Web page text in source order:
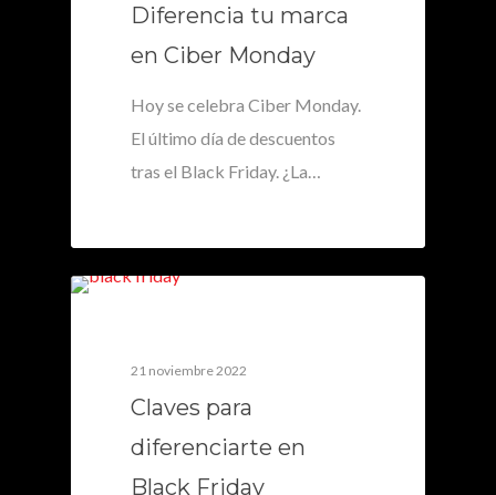
Diferencia tu marca
en Ciber Monday
Hoy se celebra Ciber Monday.
El último día de descuentos
tras el Black Friday. ¿La…
21 noviembre 2022
Claves para
diferenciarte en
Black Friday